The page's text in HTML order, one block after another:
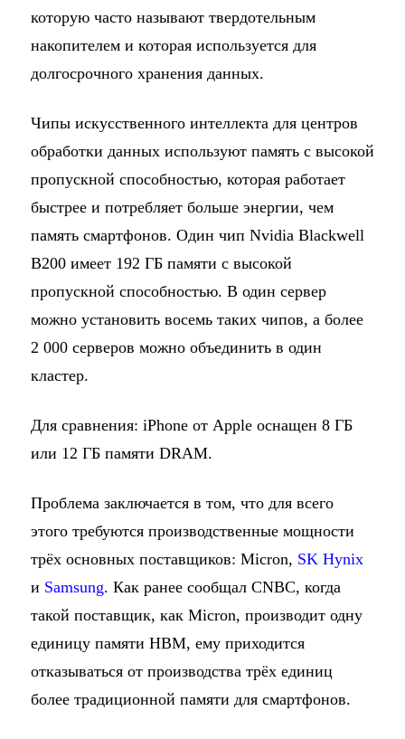
которую часто называют твердотельным
накопителем и которая используется для
долгосрочного хранения данных.
Чипы искусственного интеллекта для центров
обработки данных используют память с высокой
пропускной способностью, которая работает
быстрее и потребляет больше энергии, чем
память смартфонов. Один чип Nvidia Blackwell
B200 имеет 192 ГБ памяти с высокой
пропускной способностью. В один сервер
можно установить восемь таких чипов, а более
2 000 серверов можно объединить в один
кластер.
Для сравнения: iPhone от Apple оснащен 8 ГБ
или 12 ГБ памяти DRAM.
Проблема заключается в том, что для всего
этого требуются производственные мощности
трёх основных поставщиков: Micron, SK Hynix
и Samsung. Как ранее сообщал CNBC, когда
такой поставщик, как Micron, производит одну
единицу памяти HBM, ему приходится
отказываться от производства трёх единиц
более традиционной памяти для смартфонов.